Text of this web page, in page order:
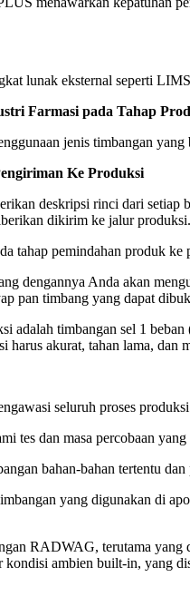
lunak eksternal seperti
Farmasi pada Tahap
jenis timbangan
Ke Produksi
deskripsi rinci dari
dikirim ke jalur produksi.
tahap pemindahan produk
dengannya Anda akan
pan timbang yang dapat
adalah timbangan sel 1
akurat, tahan lama,
seluruh proses
tes dan masa percobaan
bahan-bahan tertentu
yang digunakan di
RADWAG, terutama
kondisi ambien built-in, yang